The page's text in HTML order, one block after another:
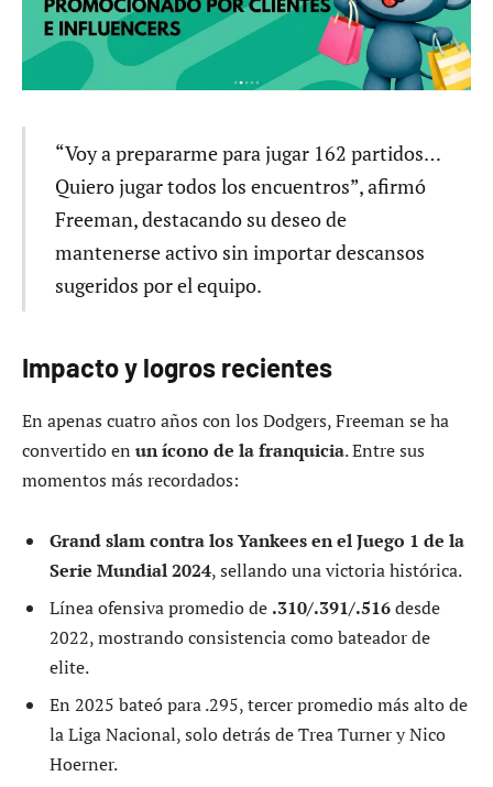
“Voy a prepararme para jugar 162 partidos…
Quiero jugar todos los encuentros”, afirmó
Freeman, destacando su deseo de
mantenerse activo sin importar descansos
sugeridos por el equipo.
Impacto y logros recientes
En apenas cuatro años con los Dodgers, Freeman se ha
convertido en un ícono de la franquicia. Entre sus
momentos más recordados:
Grand slam contra los Yankees en el Juego 1 de la
Serie Mundial 2024, sellando una victoria histórica.
Línea ofensiva promedio de .310/.391/.516desde
2022, mostrando consistencia como bateador de
elite.
En 2025 bateó para .295, tercer promedio más alto de
la Liga Nacional, solo detrás de Trea Turner y Nico
Hoerner.